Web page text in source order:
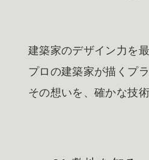
建築家のデザイン力を
プロの建築家が描くプ
その想いを、確かな技